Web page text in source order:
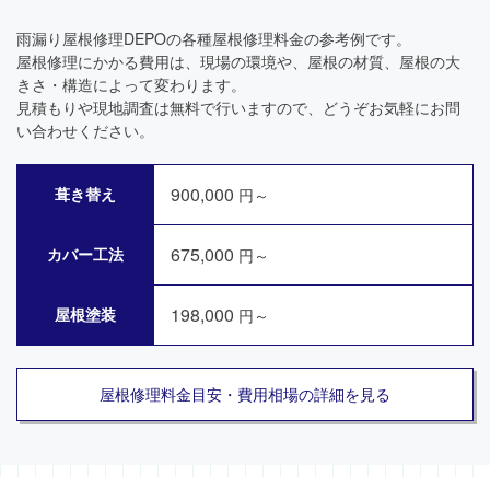
雨漏り屋根修理DEPOの各種屋根修理料金の参考例です。
屋根修理にかかる費用は、現場の環境や、屋根の材質、屋根の大
きさ・構造によって変わります。
見積もりや現地調査は無料で行いますので、どうぞお気軽にお問
い合わせください。
葺き替え 900,000 円～
カバー工法 675,000 円～
屋根塗装 198,000 円～
屋根修理料金目安・費用相場の詳細を見る